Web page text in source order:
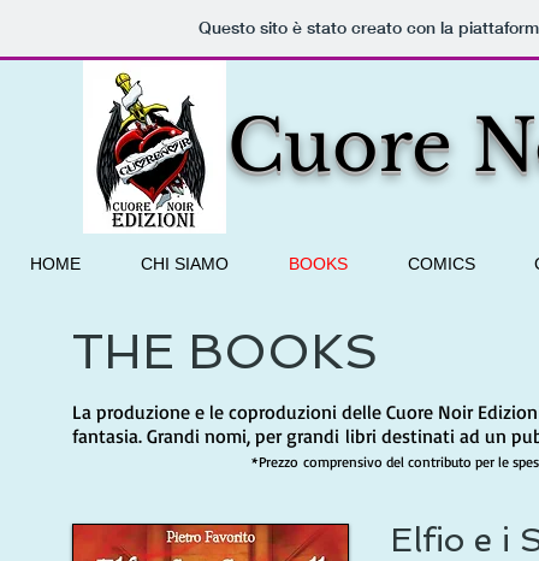
Questo sito è stato creato con la
Cuore
HOME CHI SIAMO BOOKS COMICS
THE BOOKS
La produzione e le coproduzioni delle Cuore Noir
fantasia. Grandi nomi, per grandi libri destinati ad un
*Prezzo comprensivo del contributo per le
Elfio e i